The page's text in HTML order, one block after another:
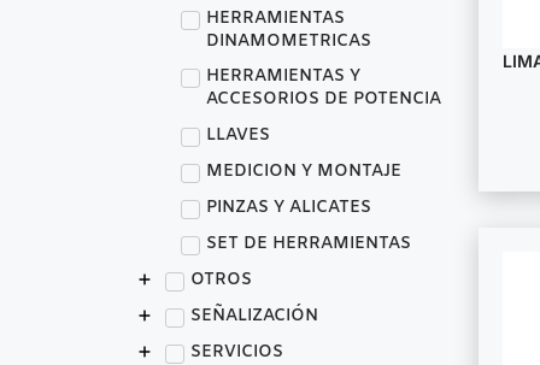
HERRAMIENTAS
DINAMOMETRICAS
HERRAMIENTAS Y
ACCESORIOS DE POTENCIA
LLAVES
MEDICION Y MONTAJE
PINZAS Y ALICATES
SET DE HERRAMIENTAS
OTROS
SEÑALIZACIÓN
SERVICIOS